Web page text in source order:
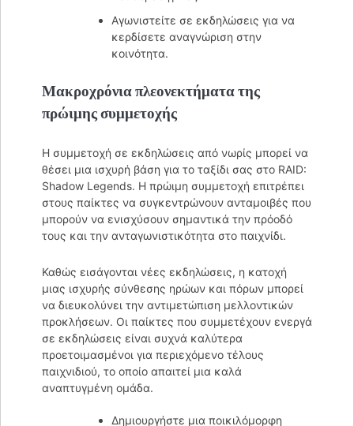
Αγωνιστείτε σε εκδηλώσεις για να
κερδίσετε αναγνώριση στην
κοινότητα.
Μακροχρόνια πλεονεκτήματα της
πρώιμης συμμετοχής
Η συμμετοχή σε εκδηλώσεις από νωρίς μπορεί να
θέσει μια ισχυρή βάση για το ταξίδι σας στο RAID:
Shadow Legends. Η πρώιμη συμμετοχή επιτρέπει
στους παίκτες να συγκεντρώνουν ανταμοιβές που
μπορούν να ενισχύσουν σημαντικά την πρόοδό
τους και την ανταγωνιστικότητα στο παιχνίδι.
Καθώς εισάγονται νέες εκδηλώσεις, η κατοχή
μιας ισχυρής σύνθεσης ηρώων και πόρων μπορεί
να διευκολύνει την αντιμετώπιση μελλοντικών
προκλήσεων. Οι παίκτες που συμμετέχουν ενεργά
σε εκδηλώσεις είναι συχνά καλύτερα
προετοιμασμένοι για περιεχόμενο τέλους
παιχνιδιού, το οποίο απαιτεί μια καλά
αναπτυγμένη ομάδα.
Δημιουργήστε μια ποικιλόμορφη